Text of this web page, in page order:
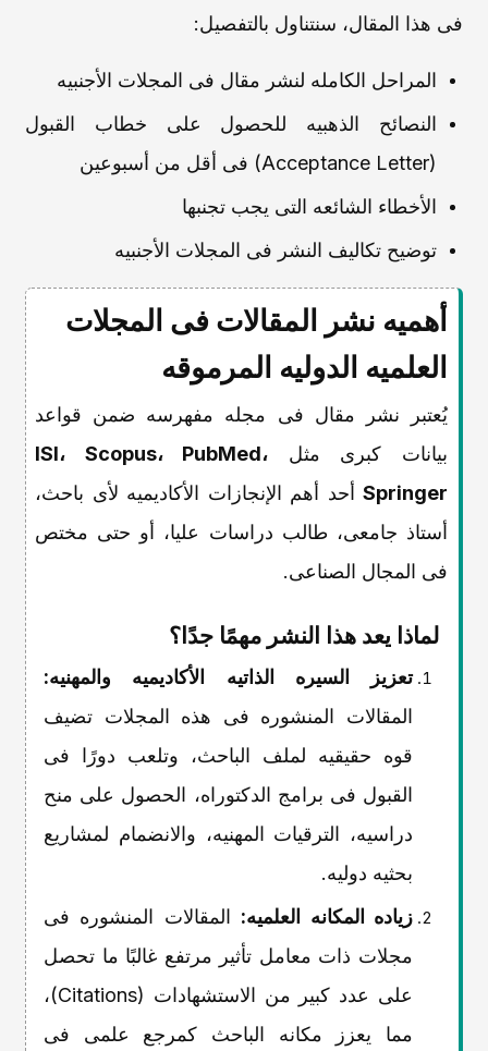
فی هذا المقال، سنتناول بالتفصیل:
المراحل الکامله لنشر مقال فی المجلات الأجنبیه
النصائح الذهبیه للحصول على خطاب القبول
(Acceptance Letter) فی أقل من أسبوعین
الأخطاء الشائعه التی یجب تجنبها
توضیح تکالیف النشر فی المجلات الأجنبیه
أهمیه نشر المقالات فی المجلات
العلمیه الدولیه المرموقه
یُعتبر نشر مقال فی مجله مفهرسه ضمن قواعد
بیانات کبرى مثل ISI، Scopus، PubMed،
Springer أحد أهم الإنجازات الأکادیمیه لأی باحث،
أستاذ جامعی، طالب دراسات علیا، أو حتى مختص
فی المجال الصناعی.
لماذا یعد هذا النشر مهمًا جدًا؟
تعزیز السیره الذاتیه الأکادیمیه والمهنیه:
المقالات المنشوره فی هذه المجلات تضیف
قوه حقیقیه لملف الباحث، وتلعب دورًا فی
القبول فی برامج الدکتوراه، الحصول على منح
دراسیه، الترقیات المهنیه، والانضمام لمشاریع
بحثیه دولیه.
زیاده المکانه العلمیه: المقالات المنشوره فی
مجلات ذات معامل تأثیر مرتفع غالبًا ما تحصل
على عدد کبیر من الاستشهادات (Citations)،
مما یعزز مکانه الباحث کمرجع علمی فی